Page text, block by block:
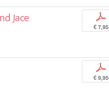
Jace p
€ 7,95
p
€ 9,95